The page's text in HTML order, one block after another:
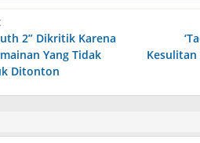
2” Dikritik Karena
Yang Tidak
Ditonton